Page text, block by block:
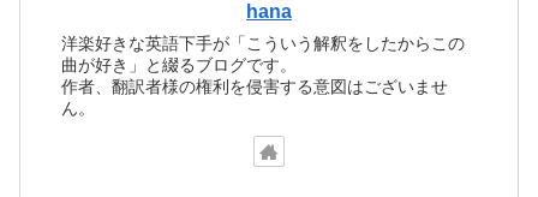
hana
洋楽好きな英語下手が「こういう解釈をしたからこの
曲が好き」と綴るブログです。
作者、翻訳者様の権利を侵害する意図はございませ
ん。